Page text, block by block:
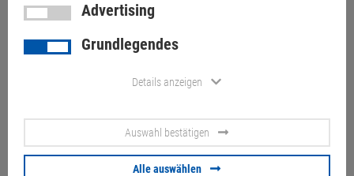
HP 65W USB-C Netzteil auch
für fast charge für Notebooks
Smartphones Tablets
17.90 €
Advertising
Grundlegendes
Details anzeigen
Auswahl bestätigen
Alle auswählen